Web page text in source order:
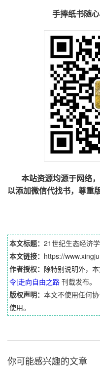
手捧纸书随
本站资源均源于网络
以添加微信代找书，尊重
本文标题： 21世纪生态经济
本文链接： https://
作者授权： 除特别说明外，
令|走向自由之路 刊载发布。
版权声明： 本文不使用任何
使用。
你可能感兴趣的文章